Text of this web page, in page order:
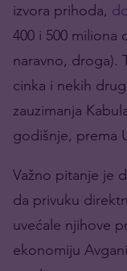
izvora prihoda,
400 i 500 miliona
naravno, droga).
cinka i nekih
zauzimanja
godišnje, prema
Važno pitanje je
da privuku
uvećale njihove
ekonomiju